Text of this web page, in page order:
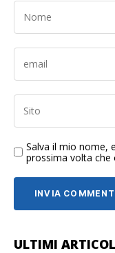
Salva il mio nome,
prossima volta che
ULTIMI